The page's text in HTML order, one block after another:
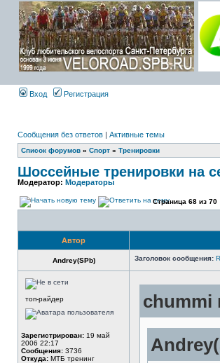
Вход Регистрация
Сообщения без ответов | Активные темы
Список форумов » Спорт » Тренировки
Шоссейные тренировки на
Модератор: Модераторы
Страница 68 из 70
Автор
Andrey(SPb) Заголовок сообщения:
топ-райдер
Зарегистрирован: 19 май
2006 22:17
Сообщения: 3736
Откуда: МТБ тренинг
chummi